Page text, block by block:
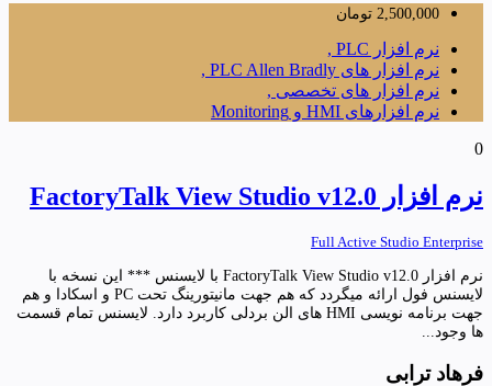
2,500,000 تومان
نرم افزار PLC ,
نرم افزار های PLC Allen Bradly ,
نرم افزار های تخصصی ,
نرم افزارهای HMI و Monitoring
0
نرم افزار FactoryTalk View Studio v12.0
Full Active Studio Enterprise
نرم افزار FactoryTalk View Studio v12.0 با لایسنس *** این نسخه با
لایسنس فول ارائه میگردد که هم جهت مانیتورینگ تحت PC و اسکادا و هم
جهت برنامه نویسی HMI های الن بردلی کاربرد دارد. لایسنس تمام قسمت
ها وجود...
فرهاد ترابی